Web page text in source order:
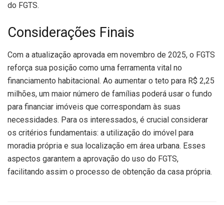
do FGTS.
Considerações Finais
Com a atualização aprovada em novembro de 2025, o FGTS
reforça sua posição como uma ferramenta vital no
financiamento habitacional. Ao aumentar o teto para R$ 2,25
milhões, um maior número de famílias poderá usar o fundo
para financiar imóveis que correspondam às suas
necessidades. Para os interessados, é crucial considerar
os critérios fundamentais: a utilização do imóvel para
moradia própria e sua localização em área urbana. Esses
aspectos garantem a aprovação do uso do FGTS,
facilitando assim o processo de obtenção da casa própria.